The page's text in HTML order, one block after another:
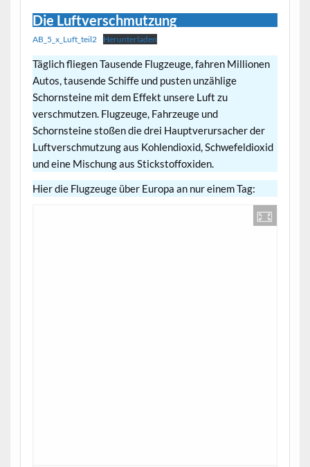
Die Luftverschmutzung
AB_5_x_Luft_teil2 Herunterladen
Täglich fliegen Tausende Flugzeuge, fahren Millionen
Autos, tausende Schiffe und pusten unzählige
Schornsteine mit dem Effekt unsere Luft zu
verschmutzen. Flugzeuge, Fahrzeuge und
Schornsteine stoßen die drei Hauptverursacher der
Luftverschmutzung aus Kohlendioxid, Schwefeldioxid
und eine Mischung aus Stickstoffoxiden.
Hier die Flugzeuge über Europa an nur einem Tag: